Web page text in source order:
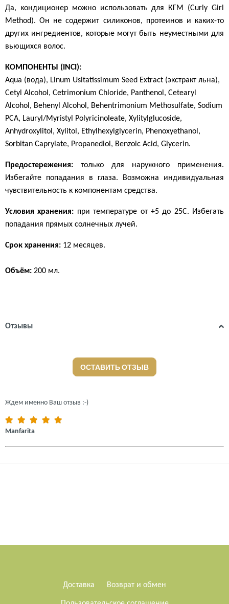
Да, кондиционер можно использовать для КГМ (Curly Girl
Method). Он не содержит силиконов, протеинов и каких-то
других ингредиентов, которые могут быть неуместными для
вьющихся волос.
КОМПОНЕНТЫ (INCI):
Aqua (вода), Linum Usitatissimum Seed Extract (экстракт льна),
Cetyl Alcohol, Cetrimonium Chloride, Panthenol, Cetearyl
Alcohol, Behenyl Alcohol, Behentrimonium Methosulfate, Sodium
PCA, Lauryl/Myristyl Polyricinoleate, Xylitylglucoside,
Anhydroxylitol, Xylitol, Ethylhexylglycerin, Phenoxyethanol,
Sorbitan Caprylate, Propanediol, Benzoic Acid, Glycerin.
Предостережения: только для наружного применения.
Избегайте попадания в глаза. Возможна индивидуальная
чувствительность к компонентам средства.
Условия хранения: при температуре от +5 до 25С. Избегать
попадания прямых солнечных лучей.
Срок хранения: 12 месяцев.
Объём: 200 мл.
Отзывы
ОСТАВИТЬ ОТЗЫВ
Ждем именно Ваш отзыв :-)
Manfarita
Доставка Возврат и обмен